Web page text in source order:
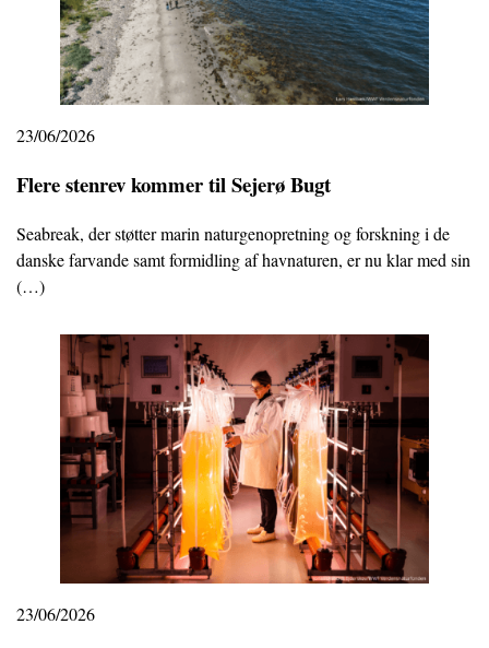
23/06/2026
Flere stenrev kommer til Sejerø Bugt
Seabreak, der støtter marin naturgenopretning og forskning i de
danske farvande samt formidling af havnaturen, er nu klar med sin
(…)
23/06/2026